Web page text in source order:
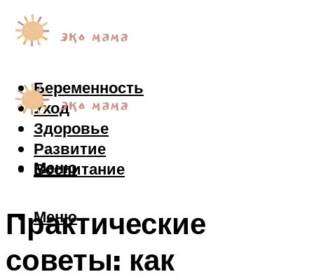
Беременность
Уход
Здоровье
Развитие
Воспитание
Меню
Меню
Практические
советы: как